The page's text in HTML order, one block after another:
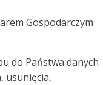
Gospodarczym
do Państwa danych
usunięcia,